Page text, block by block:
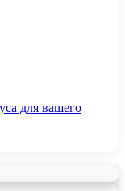
для вашего